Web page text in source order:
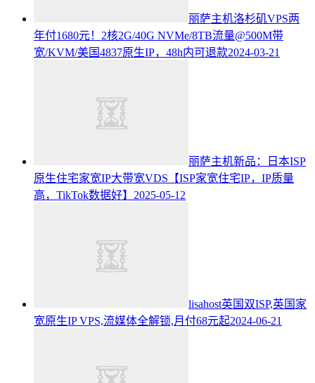
丽萨主机洛杉矶VPS两
年付1680元！2核2G/40G NVMe/8TB流量@500M带
宽/KVM/美国4837原生IP，48h内可退款2024-03-21
丽萨主机新品：日本ISP
原生住宅家宽IP大带宽VDS【ISP家宽住宅IP，IP质量
高，TikTok数据好】 2025-05-12
lisahost英国双ISP,英国家
宽原生IP VPS,流媒体全解锁,月付68元起2024-06-21